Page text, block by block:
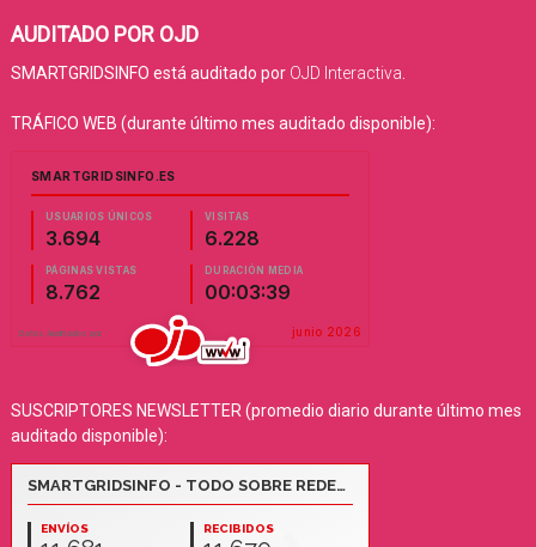
AUDITADO POR OJD
SMARTGRIDSINFO está auditado por OJD Interactiva
TRÁFICO WEB (durante último mes auditado disponible):
SUSCRIPTORES NEWSLETTER (promedio diario durante último mes
auditado disponible):